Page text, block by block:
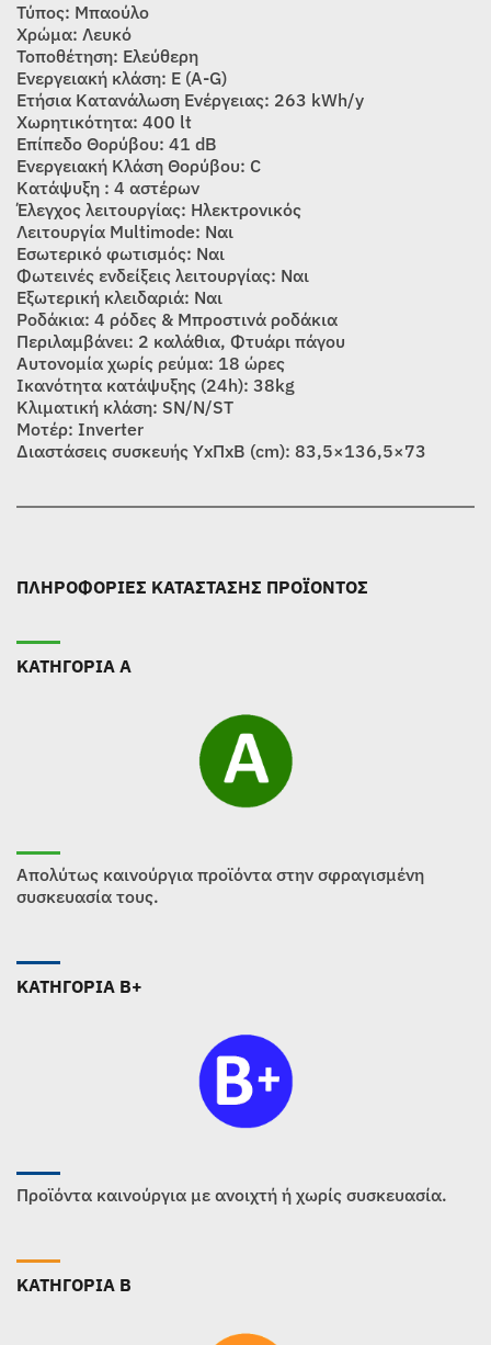
Τύπος: Μπαούλο
Χρώμα: Λευκό
Τοποθέτηση: Ελεύθερη
Ενεργειακή κλάση: Ε (A-G)
Ετήσια Κατανάλωση Ενέργειας: 263 kWh/y
Χωρητικότητα: 400 lt
Επίπεδο Θορύβου: 41 dB
Ενεργειακή Κλάση Θορύβου: C
Κατάψυξη : 4 αστέρων
Έλεγχος λειτουργίας: Ηλεκτρονικός
Λειτουργία Multimode: Ναι
Εσωτερικό φωτισμός: Ναι
Φωτεινές ενδείξεις λειτουργίας: Ναι
Εξωτερική κλειδαριά: Ναι
Ροδάκια: 4 ρόδες & Μπροστινά ροδάκια
Περιλαμβάνει: 2 καλάθια, Φτυάρι πάγου
Αυτονομία χωρίς ρεύμα: 18 ώρες
Ικανότητα κατάψυξης (24h): 38kg
Κλιματική κλάση: SN/N/ST
Μοτέρ: Inverter
Διαστάσεις συσκευής ΥxΠxΒ (cm): 83,5×136,5×73
ΠΛΗΡΟΦΟΡΙΕΣ ΚΑΤΑΣΤΑΣΗΣ ΠΡΟΪΟΝΤΟΣ
ΚΑΤΗΓΟΡΙΑ Α
Απολύτως καινούργια προϊόντα στην σφραγισμένη
συσκευασία τους.
ΚΑΤΗΓΟΡΙΑ B+
Προϊόντα καινούργια με ανοιχτή ή χωρίς συσκευασία.
ΚΑΤΗΓΟΡΙΑ B